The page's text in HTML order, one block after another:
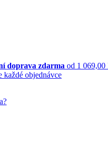
doprava zdarma od 1 069,00
každé objednávce